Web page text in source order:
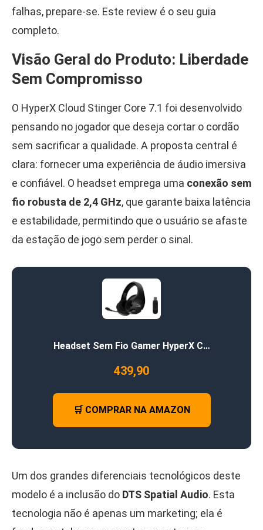
falhas, prepare-se. Este review é o seu guia
completo.
Visão Geral do Produto: Liberdade
Sem Compromisso
O HyperX Cloud Stinger Core 7.1 foi desenvolvido
pensando no jogador que deseja cortar o cordão
sem sacrificar a qualidade. A proposta central é
clara: fornecer uma experiência de áudio imersiva
e confiável. O headset emprega uma conexão sem
fio robusta de 2,4 GHz, que garante baixa latência
e estabilidade, permitindo que o usuário se afaste
da estação de jogo sem perder o sinal.
Headset Sem Fio Gamer HyperX C…
439,90
🛒 COMPRAR NA AMAZON
Um dos grandes diferenciais tecnológicos deste
modelo é a inclusão do DTS Spatial Audio. Esta
tecnologia não é apenas um marketing; ela é